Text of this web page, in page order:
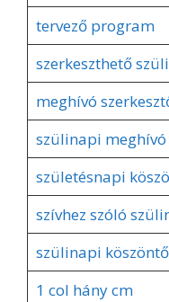
tervező program
szerkeszthető
meghívó
szülinapi meghívó
születésnapi
szívhez szóló
szülinapi köszöntő
1 col hány cm